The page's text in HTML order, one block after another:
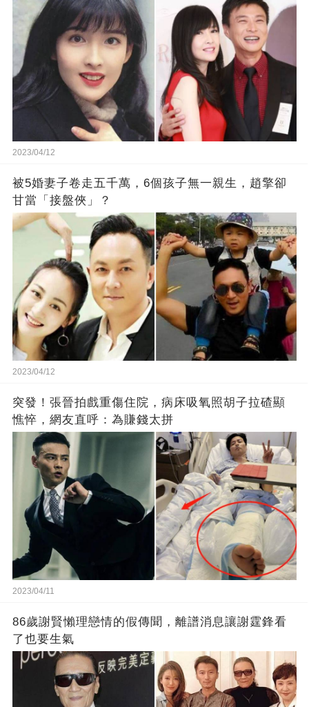
2023/04/12
被5婚妻子卷走五千萬，6個孩子無一親生，趙擎卻
甘當「接盤俠」？
2023/04/12
突發！張晉拍戲重傷住院，病床吸氧照胡子拉碴顯
憔悴，網友直呼：為賺錢太拼
2023/04/11
86歲謝賢懶理戀情的假傳聞，離譜消息讓謝霆鋒看
了也要生氣